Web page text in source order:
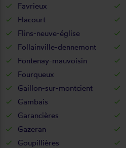
Favrieux
Flacourt
Flins-neuve-église
Follainville-dennemont
Fontenay-mauvoisin
Fourqueux
Gaillon-sur-montcient
Gambais
Garancières
Gazeran
Goupillières